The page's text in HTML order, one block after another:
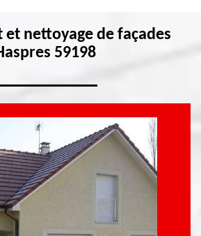
et nettoyage de façades
59198